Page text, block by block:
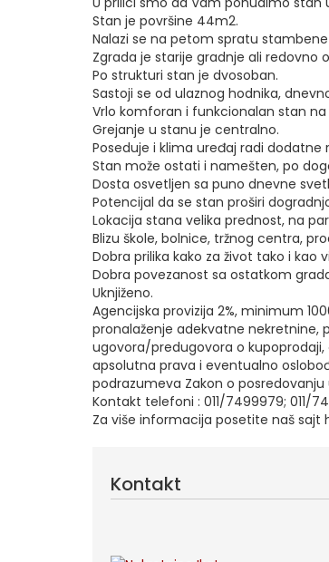
Stan je površine 44m2.
Nalazi se na petom spratu
Zgrada je starije gradnje ali redovno
Po strukturi stan je dvosoban.
Sastoji se od ulaznog hodnika,
Vrlo komforan i funkcionalan stan na
Grejanje u stanu je centralno.
Poseduje i klima uređaj radi
Stan može ostati i namešten, po
Dosta osvetljen sa puno dnevne
Potencijal da se stan proširi
Lokacija stana velika prednost, na
Blizu škole, bolnice, tržnog centra,
Dobra prilika kako za život tako i kao
Dobra povezanost sa ostatkom
Uknjiženo.
Agencijska provizija 2%, minimum
pronalaženje adekvatne nekretnine,
ugovora/predugovora o
apsolutna prava i eventualno
podrazumeva Zakon o
Kontakt telefoni : 011/7499979; 011/
Za više informacija posetite naš
Kontakt